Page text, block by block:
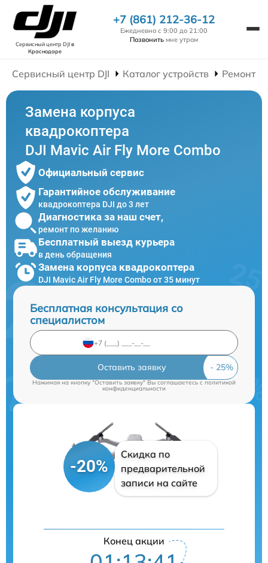
Сервисный центр DJIв
Краснодаре
+7 (861) 212-36-12
Ежедневно с 9:00 до 21:00
Позвонить мне утром
Сервисный центр DJI Каталог устройств Ремонт
Замена корпуса
квадрокоптера
DJI Mavic Air Fly More Combo
Официальный сервис
Гарантийное обслуживание
квадрокоптера DJI до 3 лет
Диагностика за наш счет,
ремонт по желанию
Бесплатный выезд курьера
в день обращения
Замена корпуса квадрокоптера
DJI Mavic Air Fly More Combo от 35 минут
Бесплатная консультация со
специалистом
Оставить заявку
Нажимая на кнопку "Оставить заявку" Вы соглашаетесь cполитикой
конфиденциальности
-20%
Скидка по
предварительной
записи на сайте
Конец акции